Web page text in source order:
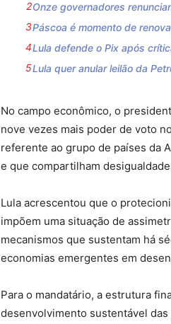
Onze governadores
Páscoa é momento de
Lula defende o Pix após
Lula quer anular leilão da
No campo econômico, o
nove vezes mais poder de voto
referente ao grupo de países da
e que compartilham
Lula acrescentou que o
impõem uma situação de
mecanismos que sustentam há
economias emergentes em
Para o mandatário, a estrutura
desenvolvimento sustentável